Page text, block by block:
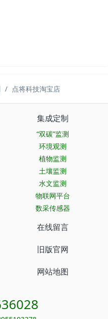
点将科技淘宝店
集成定制
“双碳”监测
环境观测
植物监测
土壤监测
水文监测
物联网平台
数采传感器
在线留言
旧版官网
网站地图